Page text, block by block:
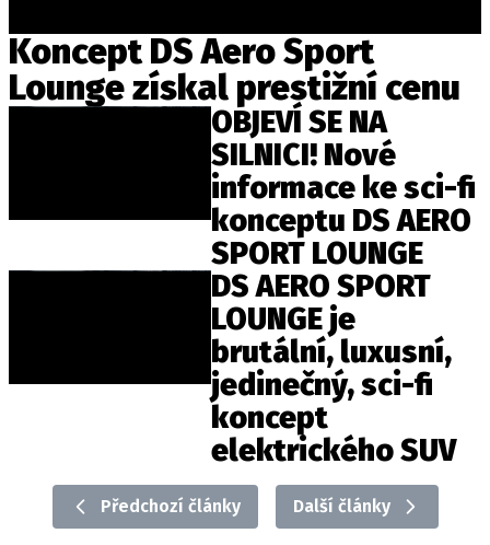
ELEKTRO
NOVINKY ZE SVĚTA EV
TESTY ELEKTROMOBILŮ
TRH S ELEKTROMOBILY
RALLY
OSTATNÍ
TISKOVKY
ROZHOVORY
DAKAR
Z DOMOVA
ZE SVĚTA
MOTORSPORT
Koncept DS Aero Sport
Lounge získal prestižní cenu
OBJEVÍ SE NA
SILNICI! Nové
informace ke sci-fi
konceptu DS AERO
SPORT LOUNGE
DS AERO SPORT
LOUNGE je
brutální, luxusní,
jedinečný, sci-fi
koncept
elektrického SUV
Předchozí články Další články